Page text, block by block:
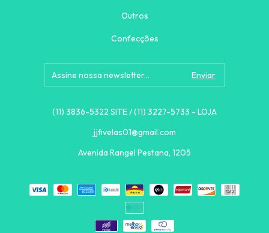
Outros
Confecções
(11) 3836-5322 SITE / (11) 3227-5733 - LOJA
jjfivelas01@gmail.com
Avenida Rangel Pestana, 1205